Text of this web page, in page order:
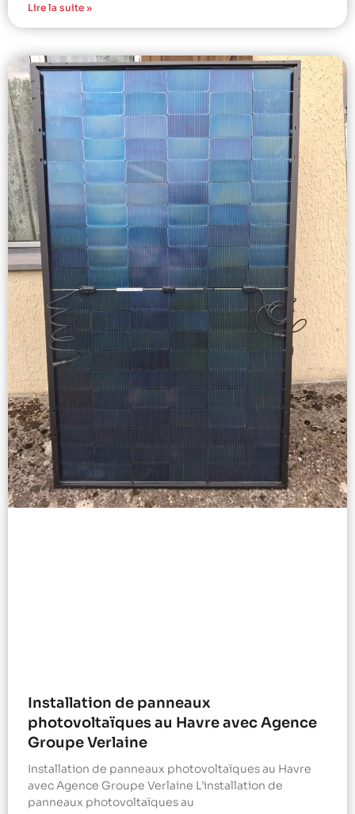
Lire la suite »
Installation de panneaux
photovoltaïques au Havre avec Agence
Groupe Verlaine
Installation de panneaux photovoltaïques au Havre
avec Agence Groupe Verlaine L’installation de
panneaux photovoltaïques au